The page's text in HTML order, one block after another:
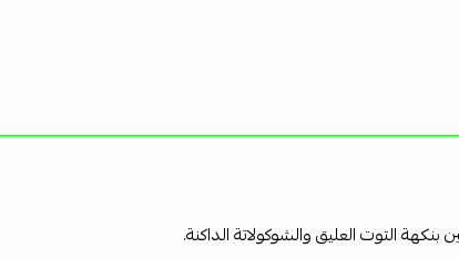
التوت العليق والشوكولاتة الداكنة.